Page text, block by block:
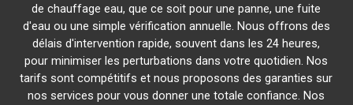
de chauffage eau, que ce soit pour une panne, une fuite
d'eau ou une simple vérification annuelle. Nous offrons des
délais d'intervention rapide, souvent dans les 24 heures,
pour minimiser les perturbations dans votre quotidien. Nos
tarifs sont compétitifs et nous proposons des garanties sur
nos services pour vous donner une totale confiance. Nos